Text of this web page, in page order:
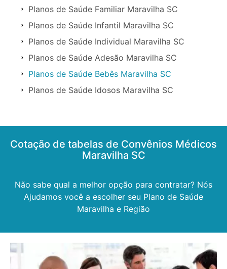
Planos de Saúde Familiar Maravilha SC
Planos de Saúde Infantil Maravilha SC
Planos de Saúde Individual Maravilha SC
Planos de Saúde Adesão Maravilha SC
Planos de Saúde Bebês Maravilha SC
Planos de Saúde Idosos Maravilha SC
Cotação de tabelas de Convênios Médicos
Maravilha SC
Não sabe qual a melhor opção para contratar? Nós
Ajudamos você a escolher seu Plano de Saúde
Maravilha e Região